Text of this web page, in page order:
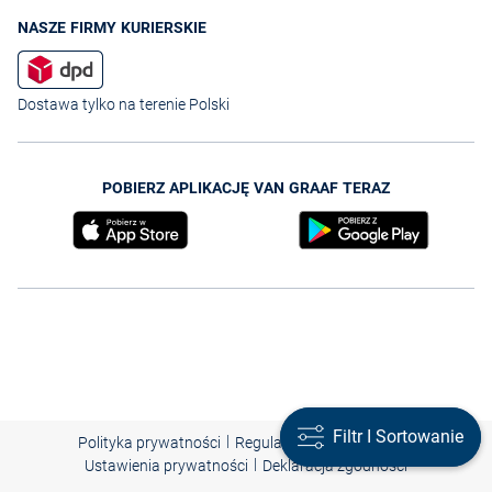
NASZE FIRMY KURIERSKIE
Dostawa tylko na terenie Polski
POBIERZ APLIKACJĘ VAN GRAAF TERAZ
Polityka prywatności | Regulamin | Nota prawna |
Ustawienia prywatności | Deklaracja zgodności
Filtr I Sortowanie
Filtr I Sortowanie